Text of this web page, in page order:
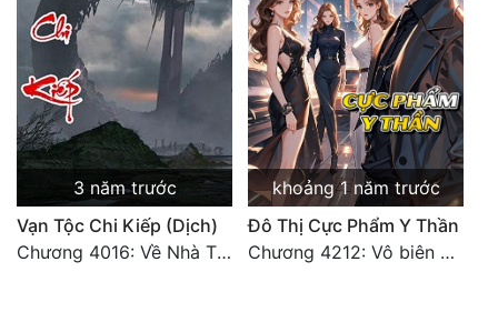
3 năm trước
Vạn Tộc Chi Kiếp (Dịch)
Chương 4016: Về Nhà Thôi... (Đại Kết Cục)
khoảng 1 năm trước
Đô Thị Cực Phẩm Y Thần
Chương 4212: Vô biên hắc ám